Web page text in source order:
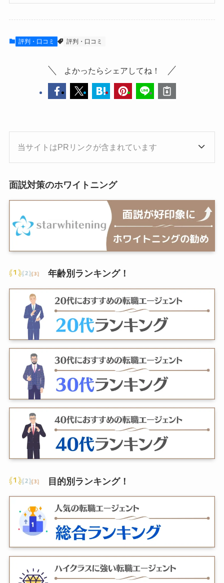
評判・口コミ 評判・口コミ
よかったらシェアしてね！
当サイトはPRリンクが含まれています
面説対策のホワイトニング
年齢別ランキング！
目的別ランキング！